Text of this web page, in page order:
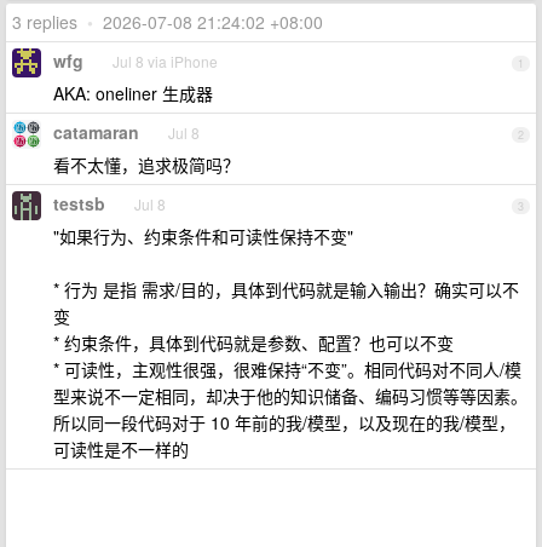
3 replies • 2026-07-08 21:24:02 +08:00
1
wfg Jul 8 via iPhone
AKA: oneliner 生成器
2
catamaran Jul 8
看不太懂，追求极简吗？
3
testsb Jul 8
"如果行为、约束条件和可读性保持不变"
* 行为 是指 需求/目的，具体到代码就是输入输出？确实可以不
变
* 约束条件，具体到代码就是参数、配置？也可以不变
* 可读性，主观性很强，很难保持“不变”。相同代码对不同人/模
型来说不一定相同，却决于他的知识储备、编码习惯等等因素。
所以同一段代码对于 10 年前的我/模型，以及现在的我/模型，
可读性是不一样的